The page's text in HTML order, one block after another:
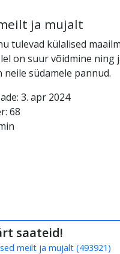
ja mujalt
tulevad külalised
on suur võidmine ning
neile südamele pannud.
3. apr 2024
68
saateid!
meilt ja mujalt (493921 )